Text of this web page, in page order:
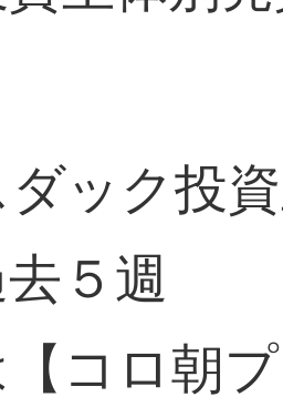
ック投
５週
コロ朝